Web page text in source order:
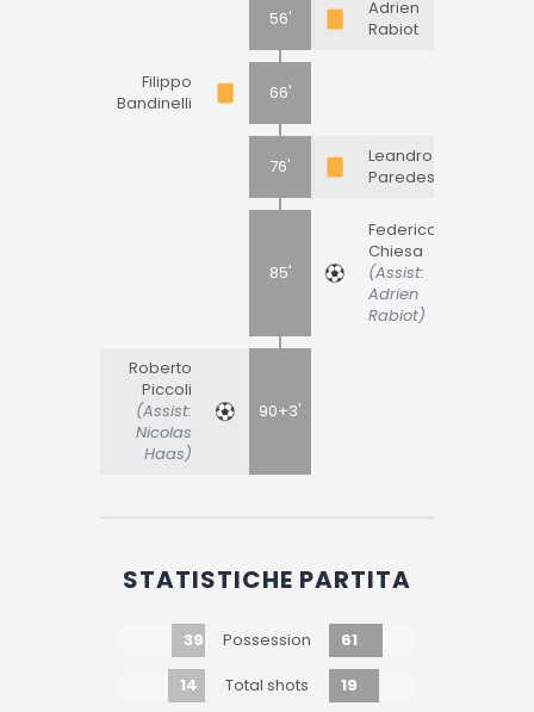
56'
Adrien
Rabiot
Filippo
Bandinelli
66'
76'
Leandro
Paredes
85'
Federico
Chiesa
(Assist:
Adrien
Rabiot)
Roberto
Piccoli
(Assist:
Nicolas
Haas)
90+3'
STATISTICHE PARTITA
39 Possession
61
14
Total shots 19